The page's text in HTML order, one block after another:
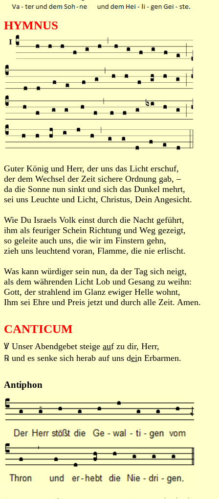
HYMNUS
Guter König und Herr, der uns das Licht erschuf,
der dem Wechsel der Zeit sichere Ordnung gab, –
da die Sonne nun sinkt und sich das Dunkel mehrt,
sei uns Leuchte und Licht, Christus, Dein Angesicht.
Wie Du Israels Volk einst durch die Nacht geführt,
ihm als feuriger Schein Richtung und Weg gezeigt,
so geleite auch uns, die wir im Finstern gehn,
zieh uns leuchtend voran, Flamme, die nie erlischt.
Was kann würdiger sein nun, da der Tag sich neigt,
als dem währenden Licht Lob und Gesang zu weihn:
Gott, der strahlend im Glanz ewiger Helle wohnt,
Ihm sei Ehre und Preis jetzt und durch alle Zeit. Amen.
CANTICUM
Ꝟ Unser Abendgebet steige auf zu dir, Herr,
℞ und es senke sich herab auf uns dein Erbarmen.
Antiphon